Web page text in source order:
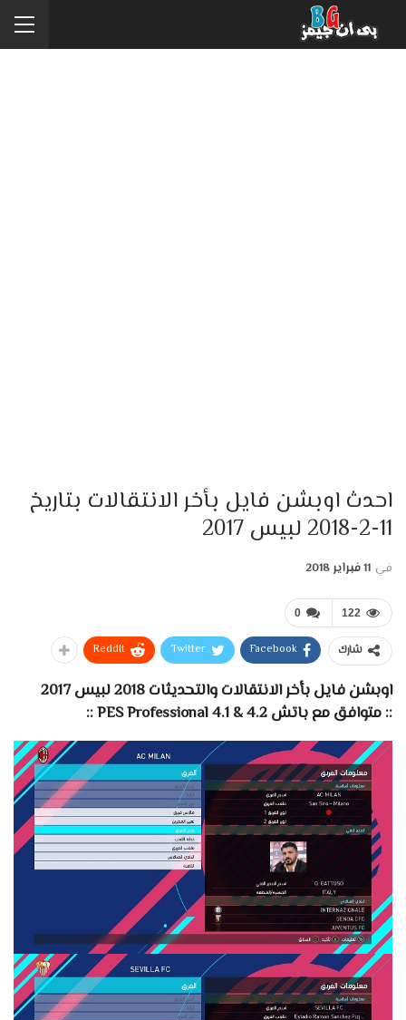
احدث اوبشن فايل بأخر الانتقالات بتاريخ
11-2-2018 لبيس 2017
في 11 فبراير 2018
0 122
شارك Facebook
Twitter
ReddIt
اوبشن فايل بأخر الانتقالات والتحديثات 2018 لبيس 2017
:: متوافق مع باتش PES Professional 4.1 & 4.2 ::